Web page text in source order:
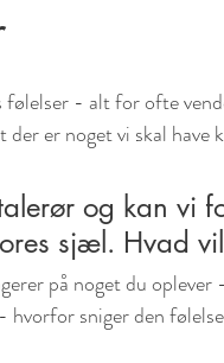
- alt for ofte
er noget vi skal
og kan vi
sjæl. Hvad
på noget du
sniger den